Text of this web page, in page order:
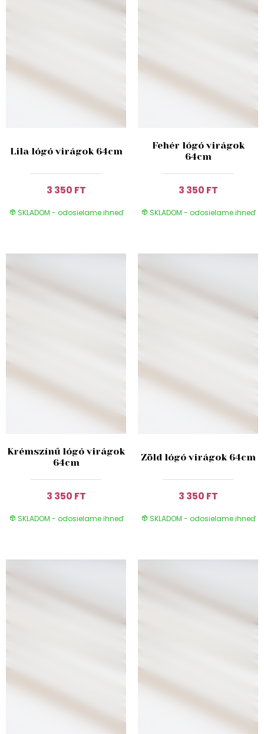
Lila lógó virágok 64cm
3 350 FT
SKLADOM - odosielame ihneď
Fehér lógó virágok
64cm
3 350 FT
SKLADOM - odosielame ihneď
Krémszínű lógó virágok
64cm
3 350 FT
SKLADOM - odosielame ihneď
Zöld lógó virágok 64cm
3 350 FT
SKLADOM - odosielame ihneď